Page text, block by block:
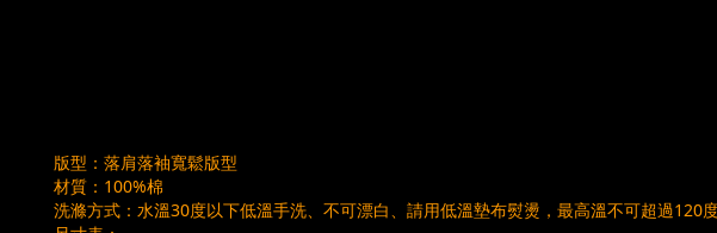
版型：落肩落袖寬鬆版型
材質：100%棉
洗滌方式：水溫30度以下低溫手洗、不可漂白、請用低溫墊布熨燙，最高溫不可超過120